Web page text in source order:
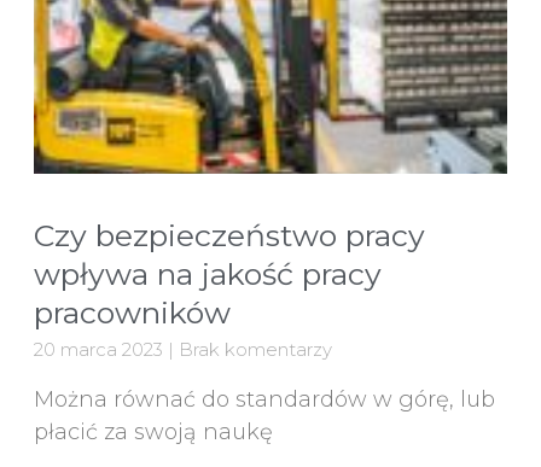
Czy bezpieczeństwo pracy
wpływa na jakość pracy
pracowników
20 marca 2023 Brak komentarzy
Można równać do standardów w górę, lub
płacić za swoją naukę